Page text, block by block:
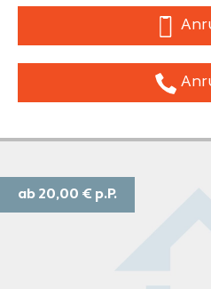
ab 20,00 € p.P.